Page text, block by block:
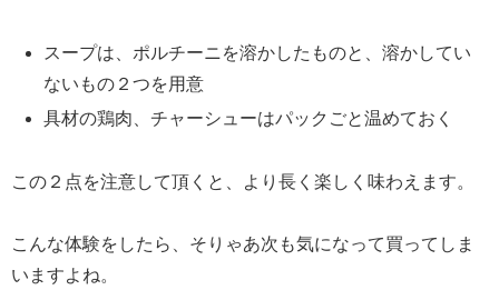
スープは、ポルチーニを溶かしたものと、溶かしてい
ないもの２つを用意
具材の鶏肉、チャーシューはパックごと温めておく
この２点を注意して頂くと、より長く楽しく味わえます。
こんな体験をしたら、そりゃあ次も気になって買ってしま
いますよね。